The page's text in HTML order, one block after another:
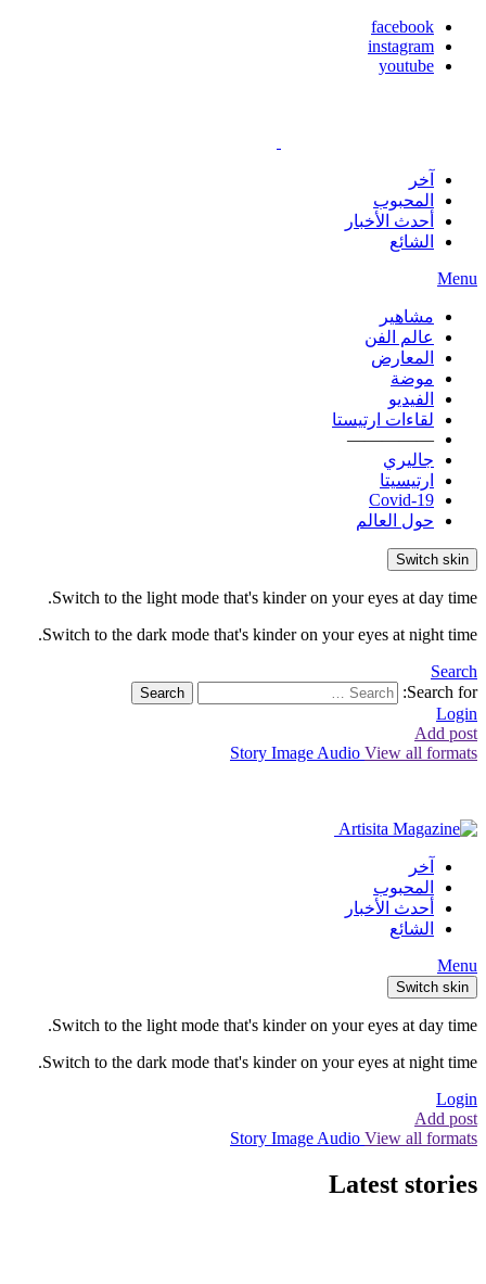
facebook
instagram
youtube
آخر
المحبوب
أحدث الأخبار
الشائع
Menu
مشاهير
عالم الفن
المعارض
موضة
الفيديو
لقاءات ارتيستا
—————
جاليري
ارتيسيتا
Covid-19
حول العالم
Switch skin
Switch to the light mode that's kinder on your eyes at day time.
Switch to the dark mode that's kinder on your eyes at night time.
Search
Search for:
Search
Login
Add post
Story Image Audio View all formats
آخر
المحبوب
أحدث الأخبار
الشائع
Menu
Switch skin
Switch to the light mode that's kinder on your eyes at day time.
Switch to the dark mode that's kinder on your eyes at night time.
Login
Add post
Story Image Audio View all formats
Latest stories